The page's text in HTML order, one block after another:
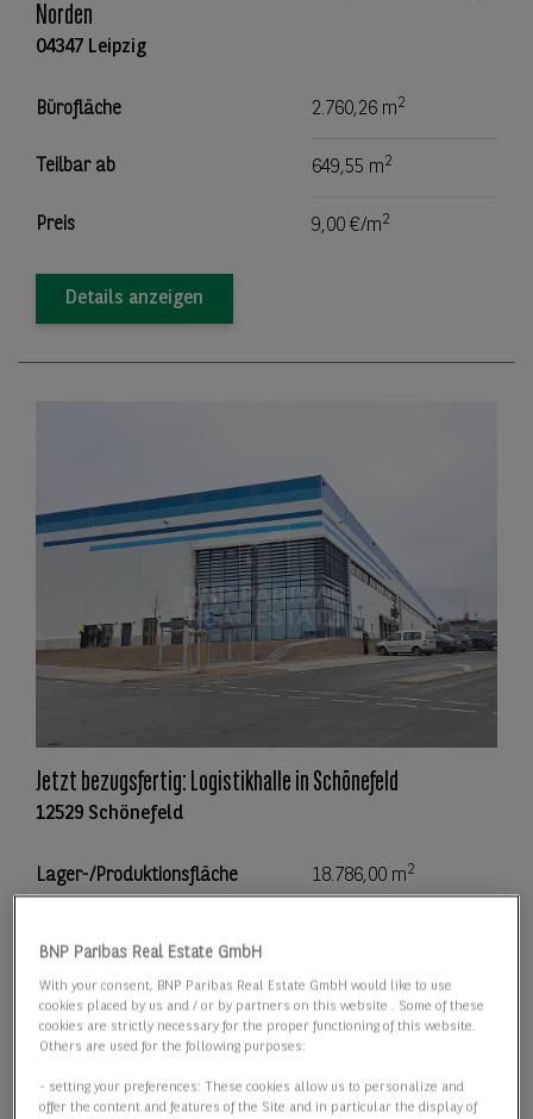
Norden
04347 Leipzig
Bürofläche 2.760,26 m2
Teilbar ab 649,55 m2
Preis 9,00 €/m2
Details anzeigen
Jetzt bezugsfertig: Logistikhalle in Schönefeld
12529 Schönefeld
Lager-/Produktionsfläche 18.786,00 m2
Preis Preis auf Anfrage
BNP Paribas Real Estate GmbH
With your consent, BNP Paribas Real Estate GmbH would like to use
cookies placed by us and / or by partners on this website . Some of these
cookies are strictly necessary for the proper functioning of this website.
Others are used for the following purposes:
- setting your preferences: These cookies allow us to personalize and
offer the content and features of the Site and in particular the display of